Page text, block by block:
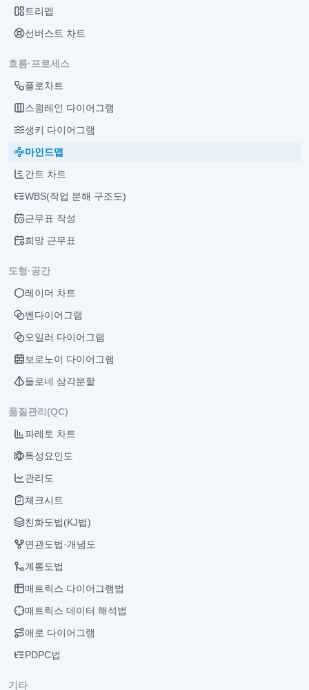
트리맵
선버스트 차트
흐름·프로세스
플로차트
스윔레인 다이어그램
생키 다이어그램
마인드맵
간트 차트
WBS(작업 분해 구조도)
근무표 작성
희망 근무표
도형·공간
레이더 차트
벤다이어그램
오일러 다이어그램
보로노이 다이어그램
들로네 삼각분할
품질관리(QC)
파레토 차트
특성요인도
관리도
체크시트
친화도법(KJ법)
연관도법·개념도
계통도법
매트릭스 다이어그램법
매트릭스 데이터 해석법
애로 다이어그램
PDPC법
기타